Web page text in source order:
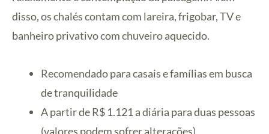
disso, os chalés contam com lareira, frigobar, TV e
banheiro privativo com chuveiro aquecido.
Recomendado para casais e famílias em busca
de tranquilidade
A partir de R$ 1.121 a diária para duas pessoas
(valores podem sofrer alterações)